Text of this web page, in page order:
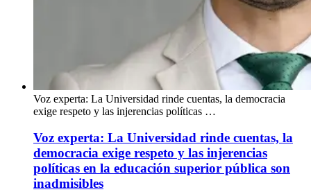
Voz experta: La Universidad rinde cuentas, la democracia
exige respeto y las injerencias políticas …
Voz experta: La Universidad rinde cuentas, la
democracia exige respeto y las injerencias
políticas en la educación superior pública son
inadmisibles